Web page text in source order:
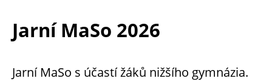
Jarní MaSo 2026
Jarní MaSo s účastí žáků nižšího gymnázia.